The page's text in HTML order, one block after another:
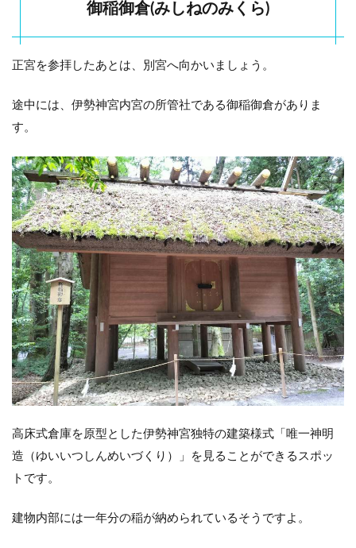
御稲御倉(みしねのみくら)
正宮を参拝したあとは、別宮へ向かいましょう。
途中には、伊勢神宮内宮の所管社である御稲御倉がありま
す。
高床式倉庫を原型とした伊勢神宮独特の建築様式「唯一神明
造（ゆいいつしんめいづくり）」を見ることができるスポッ
トです。
建物内部には一年分の稲が納められているそうですよ。